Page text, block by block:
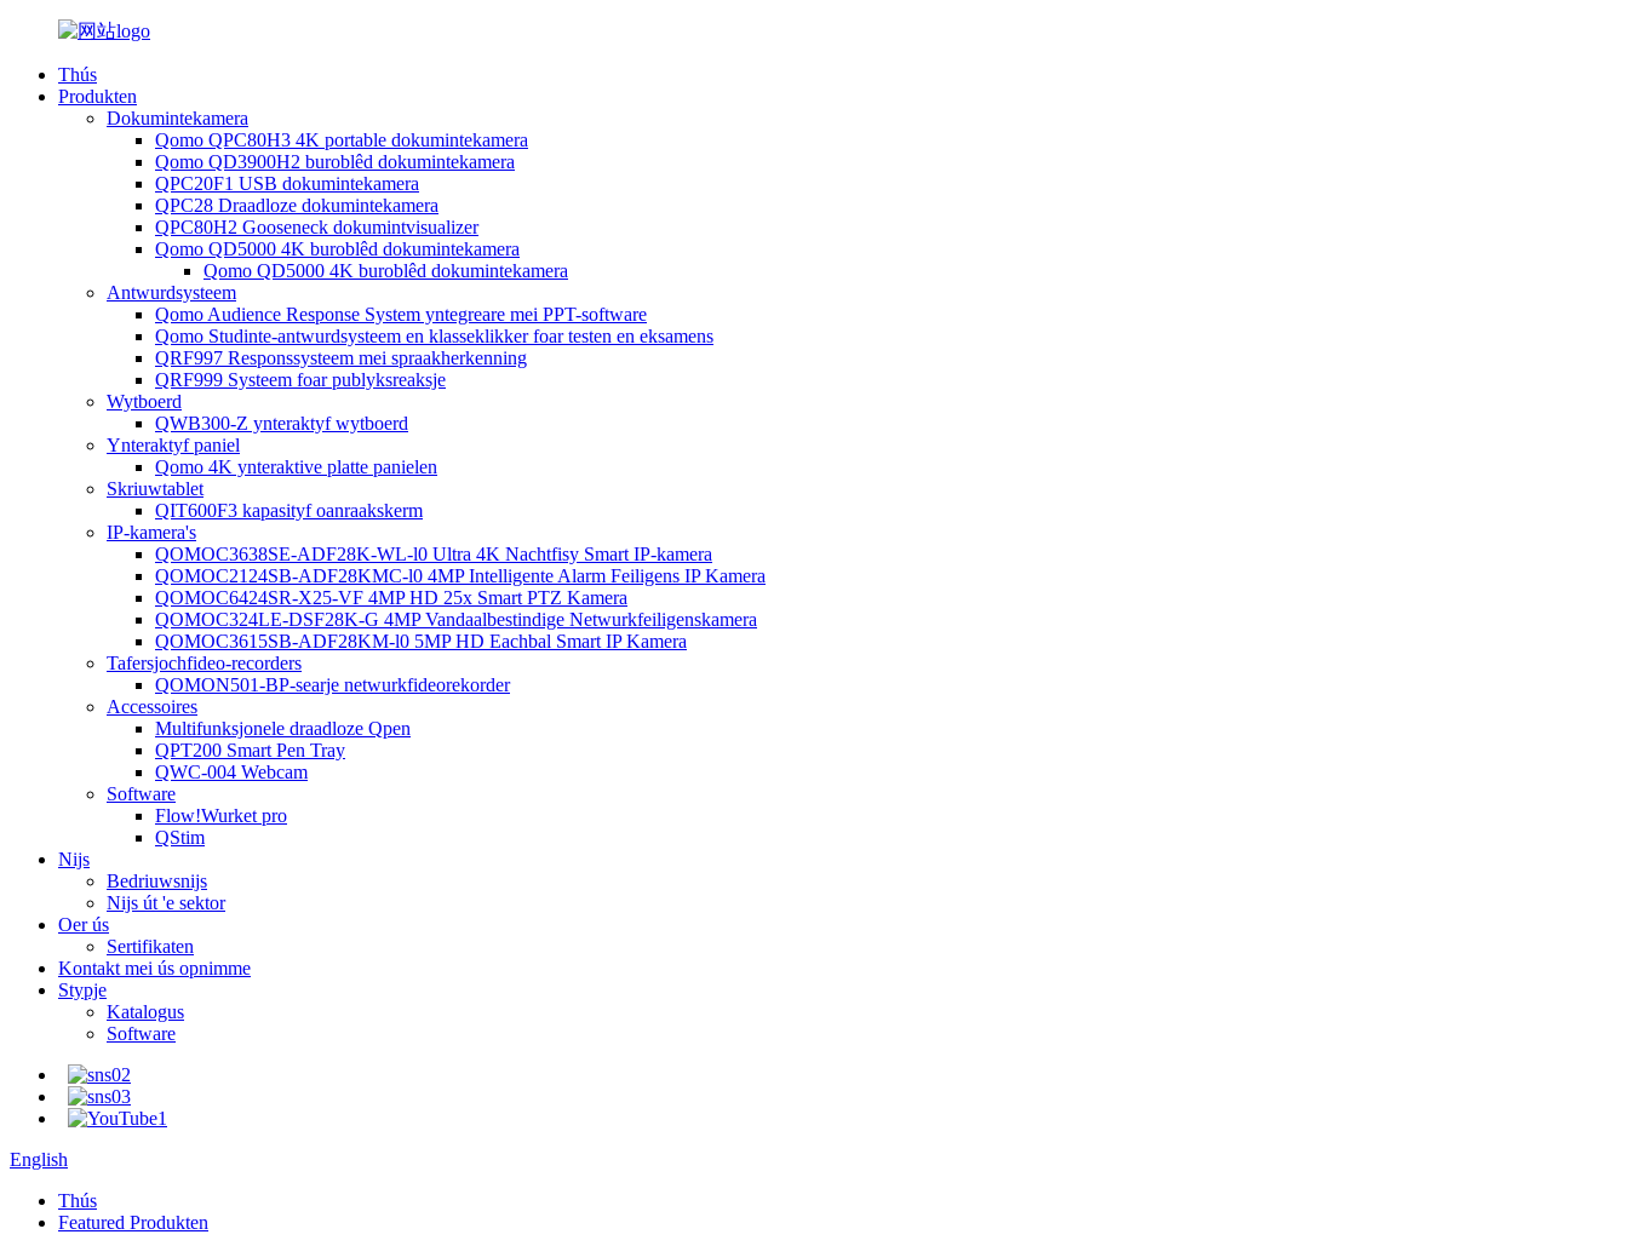
Thús
Produkten
Dokumintekamera
Qomo QPC80H3 4K portable dokumintekamera
Qomo QD3900H2 buroblêd dokumintekamera
QPC20F1 USB dokumintekamera
QPC28 Draadloze dokumintekamera
QPC80H2 Gooseneck dokumintvisualizer
Qomo QD5000 4K buroblêd dokumintekamera
Qomo QD5000 4K buroblêd dokumintekamera
Antwurdsysteem
Qomo Audience Response System yntegreare mei PPT-software
Qomo Studinte-antwurdsysteem en klasseklikker foar testen en eksamens
QRF997 Responssysteem mei spraakherkenning
QRF999 Systeem foar publyksreaksje
Wytboerd
QWB300-Z ynteraktyf wytboerd
Ynteraktyf paniel
Qomo 4K ynteraktive platte panielen
Skriuwtablet
QIT600F3 kapasityf oanraakskerm
IP-kamera's
QOMOC3638SE-ADF28K-WL-l0 ​​Ultra 4K Nachtfisy Smart IP-kamera
QOMOC2124SB-ADF28KMC-l0 4MP Intelligente Alarm Feiligens IP Kamera
QOMOC6424SR-X25-VF 4MP HD 25x Smart PTZ Kamera
QOMOC324LE-DSF28K-G 4MP Vandaalbestindige Netwurkfeiligenskamera
QOMOC3615SB-ADF28KM-l0 5MP HD Eachbal Smart IP Kamera
Tafersjochfideo-recorders
QOMON501-BP-searje netwurkfideorekorder
Accessoires
Multifunksjonele draadloze Qpen
QPT200 Smart Pen Tray
QWC-004 Webcam
Software
Flow!Wurket pro
QStim
Nijs
Bedriuwsnijs
Nijs út 'e sektor
Oer ús
Sertifikaten
Kontakt mei ús opnimme
Stypje
Katalogus
Software
English
Thús
Featured Produkten